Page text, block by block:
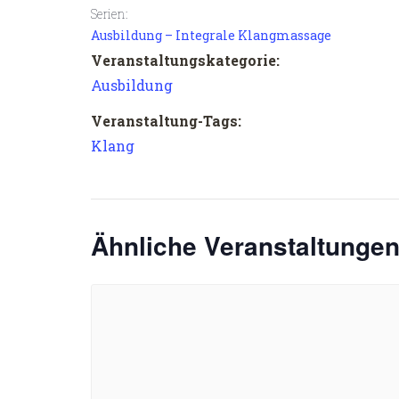
Serien:
Ausbildung – Integrale Klangmassage
Veranstaltungskategorie:
Ausbildung
Veranstaltung-Tags:
Klang
Ähnliche Veranstaltungen